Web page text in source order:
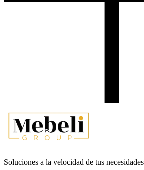
Soluciones a la velocidad de tus necesidades